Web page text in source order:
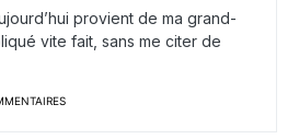
provient de ma grand-
vite fait, sans me citer de